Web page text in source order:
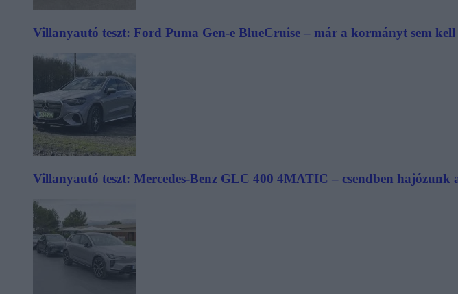
Villanyautó teszt: Ford Puma Gen-e BlueCruise – már a kormányt sem
Villanyautó teszt: Mercedes-Benz GLC 400 4MATIC – csendben hajózunk